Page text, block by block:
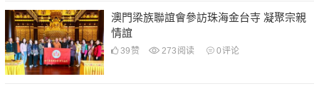
澳門梁族聯誼會參訪珠海金台寺 凝聚宗親
情誼
39 赞 273 阅读 0评论